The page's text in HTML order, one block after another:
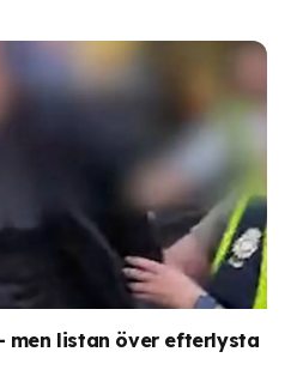
men listan över efterlysta